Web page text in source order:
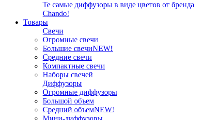
Те самые диффузоры в виде цветов от бренда
Chando!
Товары
Свечи
Огромные свечи
Большие свечиNEW!
Средние свечи
Компактные свечи
Наборы свечей
Диффузоры
Огромные диффузоры
Большой объем
Средний объемNEW!
Мини-диффузоры